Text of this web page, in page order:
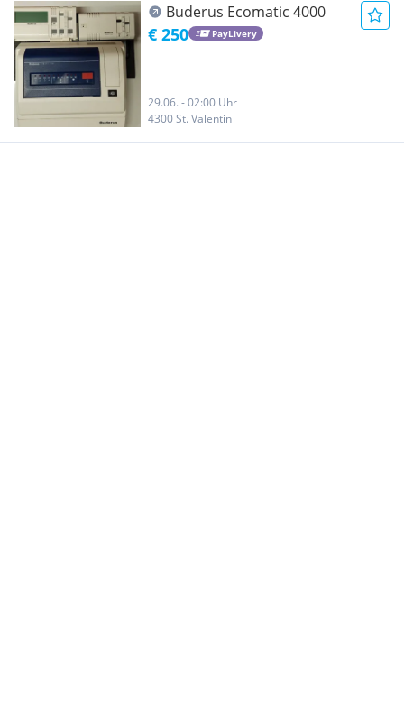
Buderus Ecomatic 4000
€ 250 PayLivery
29.06. - 02:00 Uhr
4300 St. Valentin